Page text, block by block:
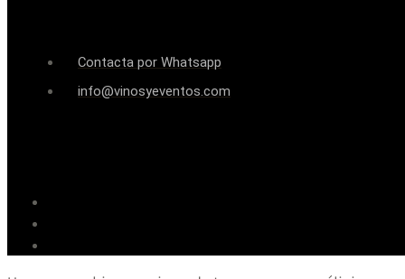
Contacta por Whatsapp
info@vinosyeventos.com